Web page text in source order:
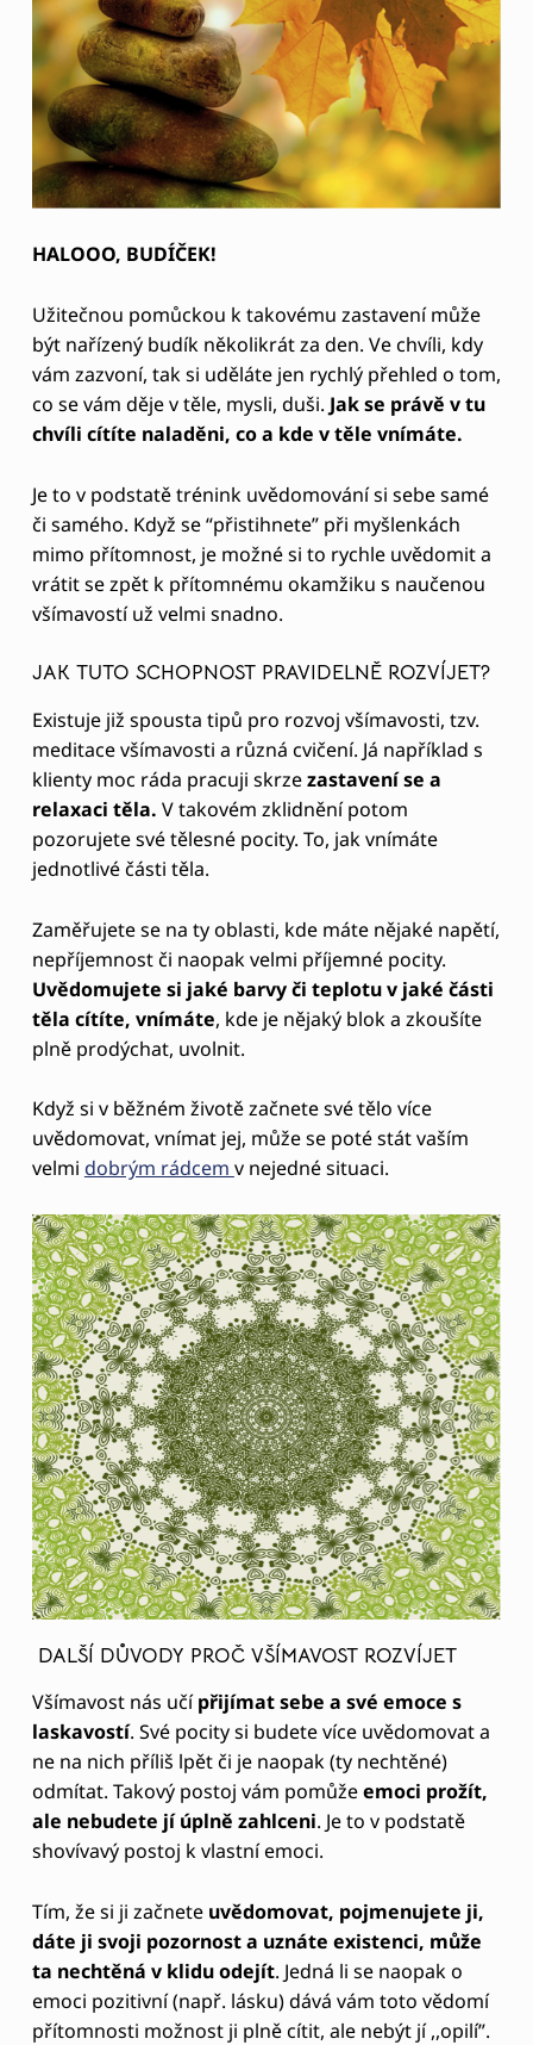
HALOOO, BUDÍČEK!
Užitečnou pomůckou k takovému zastavení může
být nařízený budík několikrát za den. Ve chvíli, kdy
vám zazvoní, tak si uděláte jen rychlý přehled o tom,
co se vám děje v těle, mysli, duši. Jak se právě v tu
chvíli cítíte naladěni, co a kde v těle vnímáte.
Je to v podstatě trénink uvědomování si sebe samé
či samého. Když se “přistihnete” při myšlenkách
mimo přítomnost, je možné si to rychle uvědomit a
vrátit se zpět k přítomnému okamžiku s naučenou
všímavostí už velmi snadno.
JAK TUTO SCHOPNOST PRAVIDELNĚ ROZVÍJET?
Existuje již spousta tipů pro rozvoj všímavosti, tzv.
meditace všímavosti a různá cvičení. Já například s
klienty moc ráda pracuji skrzezastavení se a
relaxaci těla. V takovém zklidnění potom
pozorujete své tělesné pocity. To, jak vnímáte
jednotlivé části těla.
Zaměřujete se na ty oblasti, kde máte nějaké napětí,
nepříjemnost či naopak velmi příjemné pocity.
Uvědomujete si jaké barvy či teplotu v jaké části
těla cítíte, vnímáte, kde je nějaký blok a zkoušíte
plně prodýchat, uvolnit.
Když si v běžném životě začnete své tělo více
uvědomovat, vnímat jej, může se poté stát vaším
velmi dobrým rádcem v nejedné situaci.
DALŠÍ DŮVODY PROČ VŠÍMAVOST ROZVÍJET
Všímavost nás učípřijímat sebe a své emoce s
laskavostí. Své pocity si budete více uvědomovat a
ne na nich příliš lpět či je naopak (ty nechtěné)
odmítat. Takový postoj vám pomůžeemoci prožít,
ale nebudete jí úplně zahlceni. Je to v podstatě
shovívavý postoj k vlastní emoci.
Tím, že si ji začnete uvědomovat, pojmenujete ji,
dáte ji svoji pozornost a uznáte existenci, může
ta nechtěná v klidu odejít. Jedná li se naopak o
emoci pozitivní (např. lásku) dává vám toto vědomí
přítomnosti možnost ji plně cítit, ale nebýt jí ,,opilí”.